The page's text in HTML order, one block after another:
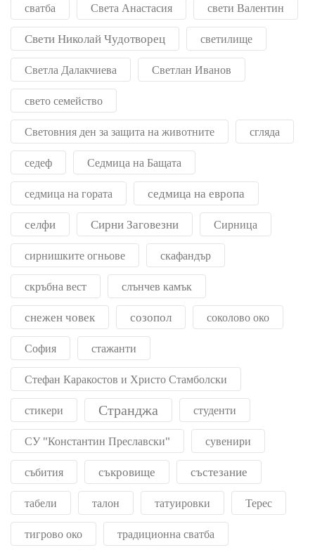
сватба Света Анастасия свети Валентин
Свети Николай Чудотворец светилище
Светла Далакчиева Светлан Иванов
свето семейство
Световния ден за защита на животните сгляда
седеф Седмица на Бащата
седмица на гората седмица на европа
селфи Сирни Заговезни Сирница
сирнишките огньове скафандър
скръбна вест слънчев камък
снежен човек созопол соколово око
София стажанти
Стефан Каракостов и Христо Стамболски
стикери Странджа студенти
СУ "Константин Преславски" сувенири
събития съкровище състезание
табели талон татуировки Терес
тигрово око традиционна сватба